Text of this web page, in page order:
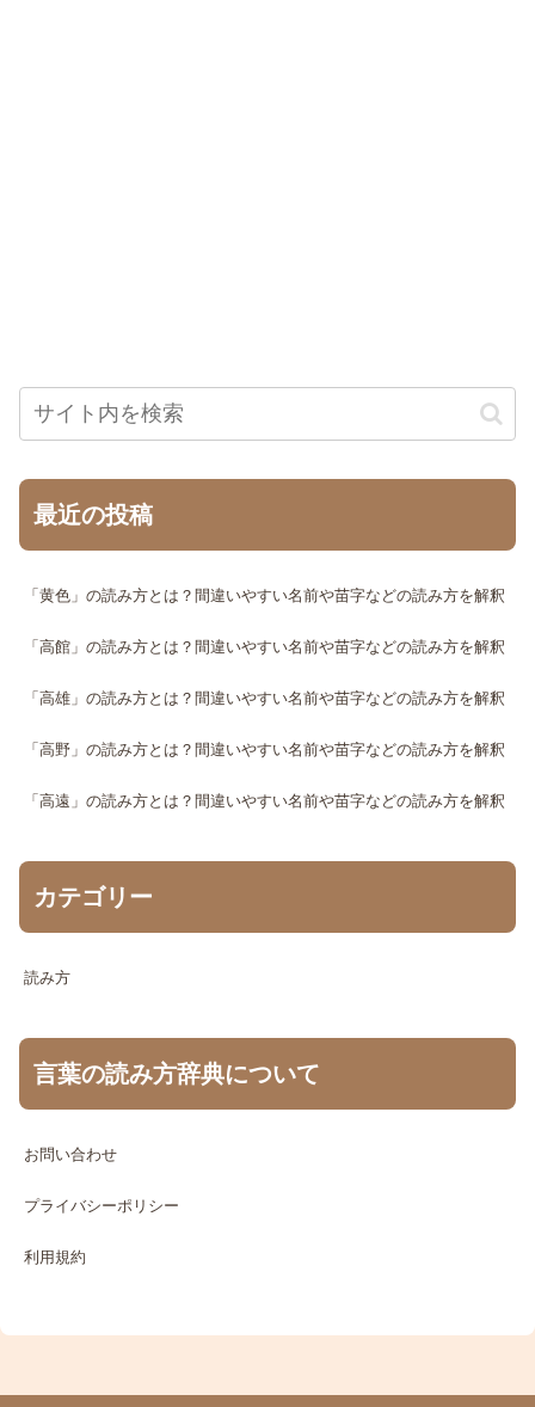
最近の投稿
「黄色」の読み方とは？間違いやすい名前や苗字などの読み方を解釈
「高館」の読み方とは？間違いやすい名前や苗字などの読み方を解釈
「高雄」の読み方とは？間違いやすい名前や苗字などの読み方を解釈
「高野」の読み方とは？間違いやすい名前や苗字などの読み方を解釈
「高遠」の読み方とは？間違いやすい名前や苗字などの読み方を解釈
カテゴリー
読み方
言葉の読み方辞典について
お問い合わせ
プライバシーポリシー
利用規約